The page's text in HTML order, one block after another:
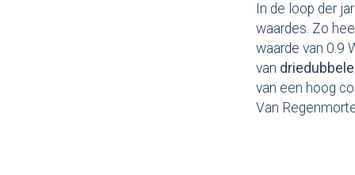
In de loop der
waardes. Zo
waarde van 0.9
van
van een hoog
Van